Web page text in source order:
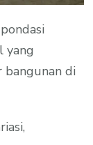
yang
di